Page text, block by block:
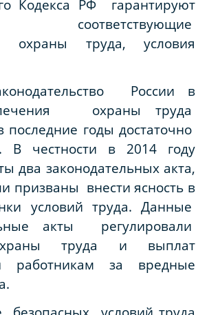
Кодекса РФ гарантируют
соответствующие
охраны труда, условия
России в
охраны труда
последние годы достаточно
В честности в 2014 году
два законодательных акта,
призваны внести ясность в
условий труда. Данные
акты регулировали
труда и выплат
работникам за вредные